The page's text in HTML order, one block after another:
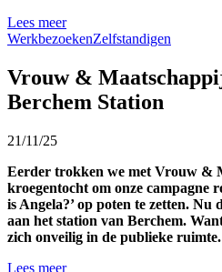
Lees meer
WerkbezoekenZelfstandigen
Vrouw &
Berchem Station
21/11/25
Eerder trokken we met Vrouw &
kroegentocht om onze campagne
is Angela?’ op poten te zetten.
aan het station van Berchem.
zich onveilig in de publieke ruimte.
Lees meer